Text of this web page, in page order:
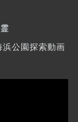
公園探索動画